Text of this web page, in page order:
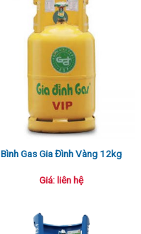
Bình Gas Gia Đình Vàng 12kg
Giá: liên hệ